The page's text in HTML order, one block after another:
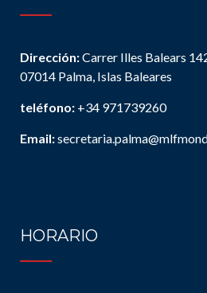
Dirección:Carrer Illes Balears
07014 Palma, Islas Baleares
teléfono: +34 971739260
Email:
HORARIO